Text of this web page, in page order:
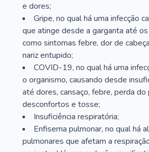
e dores;
Gripe, no qual há uma infecção
que atinge desde a garganta até
como sintomas febre, dor de
nariz entupido;
COVID-19, no qual há uma
o organismo, causando desde
até dores, cansaço, febre, perda do
desconfortos e tosse;
Insuficiência respiratória;
Enfisema pulmonar, no qual há
pulmonares que afetam a